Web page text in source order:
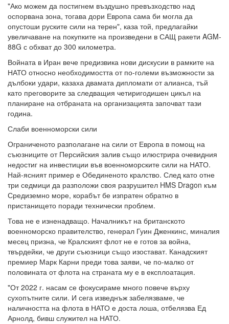
"Ако можем да постигнем въздушно превъзходство над
оспорвана зона, тогава дори Европа сама би могла да
опустоши руските сили на терен", каза той, предлагайки
увеличаване на покупките на произведени в САЩ ракети AGM-
88G с обхват до 300 километра.
Войната в Иран вече предизвика нови дискусии в рамките на
НАТО относно необходимостта от по-големи възможности за
дълбоки удари, казаха двамата дипломати от алианса, тъй
като преговорите за следващия четиригодишен цикъл на
планиране на отбраната на организацията започват тази
година.
Слаби военноморски сили
Ограниченото разполагане на сили от Европа в помощ на
съюзниците от Персийския залив също илюстрира очевидния
недостиг на инвестиции във военноморските сили на НАТО.
Най-ясният пример е Обединеното кралство. След като отне
три седмици да разположи своя разрушител HMS Dragon към
Средиземно море, корабът бе изпратен обратно в
пристанището поради технически проблем.
Това не е изненадващо. Началникът на британското
военноморско правителство, генерал Гуин Дженкинс, миналия
месец призна, че Кралският флот не е готов за война,
твърдейки, че други съюзници също изостават. Канадският
премиер Марк Карни преди това заяви, че по-малко от
половината от флота на страната му е в експлоатация.
"От 2022 г. насам се фокусираме много повече върху
сухопътните сили. И сега изведнъж забелязваме, че
наличността на флота в НАТО е доста лоша, отбелязва Ед
Арнолд, бивш служител на НАТО.